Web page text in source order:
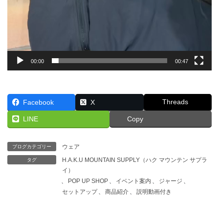
00:00 00:47
Facebook X Threads
LINE Copy
ブログカテゴリー ウェア
タグ
H.A.K.U MOUNTAIN SUPPLY（ハク マウンテン サプラ
イ）
、
POP UP SHOP 、 イベント案内 、 ジャージ 、
セットアップ 、 商品紹介 、 説明動画付き